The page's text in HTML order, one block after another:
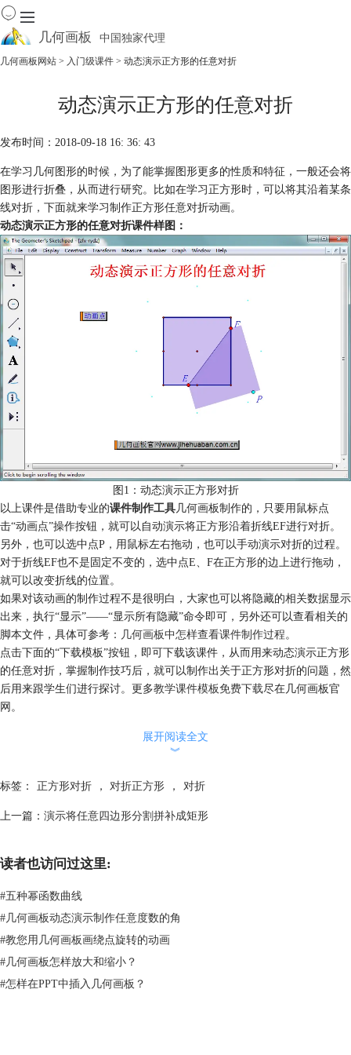
几何画板 中国独家代理
资源中心
软件商城
几何画板网站 > 入门级课件 > 动态演示正方形的任意对折
动态演示正方形的任意对折
发布时间：2018-09-18 16: 36: 43
在学习几何图形的时候，为了能掌握图形更多的性质和特征，一般还会将
图形进行折叠，从而进行研究。比如在学习正方形时，可以将其沿着某条
线对折，下面就来学习制作正方形任意对折动画。
动态演示正方形的任意对折课件样图：
图1：动态演示正方形对折
以上课件是借助专业的课件制作工具几何画板制作的，只要用鼠标点
击“动画点”操作按钮，就可以自动演示将正方形沿着折线EF进行对折。
另外，也可以选中点P，用鼠标左右拖动，也可以手动演示对折的过程。
对于折线EF也不是固定不变的，选中点E、F在正方形的边上进行拖动，
就可以改变折线的位置。
如果对该动画的制作过程不是很明白，大家也可以将隐藏的相关数据显示
出来，执行“显示”——“显示所有隐藏”命令即可，另外还可以查看相关的
脚本文件，具体可参考： 几何画板中怎样查看课件制作过程。
点击下面的“下载模板”按钮，即可下载该课件，从而用来动态演示正方形
的任意对折，掌握制作技巧后，就可以制作出关于正方形对折的问题，然
后用来跟学生们进行探讨。更多教学课件模板免费下载尽在几何画板官
网。
http://www.jihehuaban.com.cn/rumenji/zfx-rydz.html
展开阅读全文
︾
标签： 正方形对折 ， 对折正方形 ， 对折
上一篇： 演示将任意四边形分割拼补成矩形
读者也访问过这里:
#五种幂函数曲线
#几何画板动态演示制作任意度数的角
#教您用几何画板画绕点旋转的动画
#几何画板怎样放大和缩小？
#怎样在PPT中插入几何画板？